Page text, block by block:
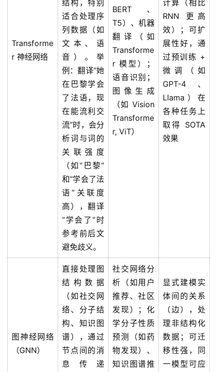
Transforme
r 神经网络
结构，特别
适合处理序
列数据（如
文本、语
音）。举
例：翻译“她
在巴黎学会
了法语，现
在能流利交
流”时，会分
析词与词的
关联强度
（如“巴黎”
和“学会了法
语”关联度
高），翻译
“学会了”时
参考前后文
避免歧义。
BERT、
T5）、机器
翻译（如
Transforme
r 模型）；
语音识别；
图像生成
（如 Vision
Transforme
r, ViT）
计算（相比
RNN 更高
效）；可扩
展性好，通
过预训练 +
微调（如
GPT-4、
Llama）在
各种任务上
取得 SOTA
效果
图神经网络
（GNN）
直接处理图
结构数据
（如社交网
络、分子结
构、知识图
谱），通过
节点间的消
息传递
社交网络分
析（如用户
推荐、社区
发现）；化
学分子性质
预测（如药
物发现）、
知识图谱推
显式建模实
体间的关系
（边），处
理非结构化
数据；可迁
移性强，同
一模型可应